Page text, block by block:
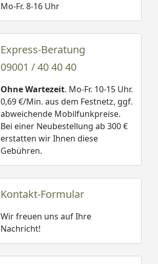
Mo-Fr. 8-16 Uhr
Express-Beratung
09001 / 40 40 40
Ohne Wartezeit. Mo-Fr. 10-15 Uhr.
0,69 €/Min. aus dem Festnetz, ggf.
abweichende Mobilfunkpreise.
Bei einer Neubestellung ab 300 €
erstatten wir Ihnen diese
Gebühren.
Kontakt-Formular
Wir freuen uns auf Ihre
Nachricht!